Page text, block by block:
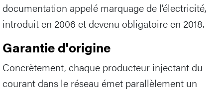
documentation appelé marquage de l’électricité,
introduit en 2006 et devenu obligatoire en 2018.
Garantie d'origine
Concrètement, chaque producteur injectant du
courant dans le réseau émet parallèlement un